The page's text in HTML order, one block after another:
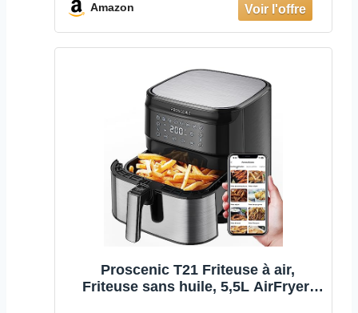
Amazon
Proscenic T21 Friteuse à air,
Friteuse sans huile, 5,5L AirFryer,